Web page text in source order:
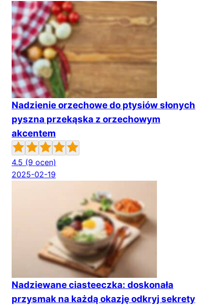
Nadzienie orzechowe do ptysiów słonych
pyszna przekąska z orzechowym
akcentem
4.5 (9 ocen)
2025-02-19
Nadziewane ciasteeczka: doskonała
przysmak na każdą okazję odkryj sekrety